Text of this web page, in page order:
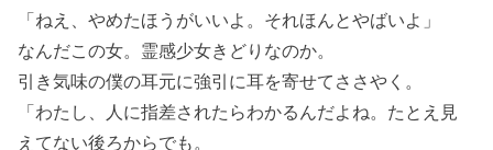
「ねえ、やめたほうがいいよ。それほんとやばいよ」
なんだこの女。霊感少女きどりなのか。
引き気味の僕の耳元に強引に耳を寄せてささやく。
「わたし、人に指差されたらわかるんだよね。たとえ見
えてない後ろからでも。